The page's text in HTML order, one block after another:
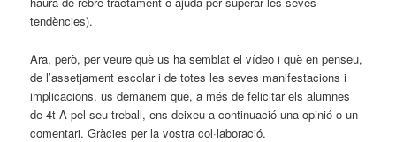
tendències).
Ara, però, per veure què us ha semblat el vídeo i què en penseu,
de l’assetjament escolar i de totes les seves manifestacions i
implicacions, us demanem que, a més de felicitar els alumnes
de 4t A pel seu treball, ens deixeu a continuació una opinió o un
comentari. Gràcies per la vostra col·laboració.